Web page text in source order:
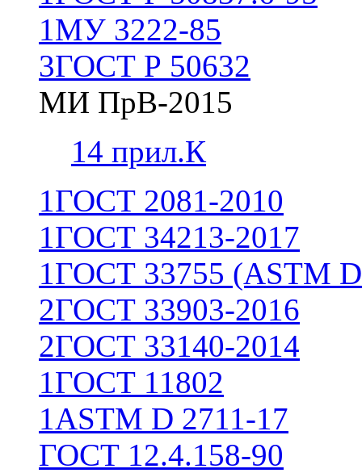
1МУ 3222-85
3ГОСТ Р 50632
МИ ПрВ-2015
14 прил.К
1ГОСТ 2081-2010
1ГОСТ 34213-2017
1ГОСТ 33755 (ASTM
2ГОСТ 33903-2016
2ГОСТ 33140-2014
1ГОСТ 11802
1ASTM D 2711-17
ГОСТ 12.4.158-90